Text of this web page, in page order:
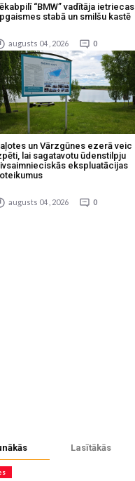
“BMW” vadītāja ietriecas
stabā un smilšu kastē
augusts 04 , 2026 0
un Vārzgūnes ezerā veic
lai sagatavotu ūdenstilpju
ekspluatācijas
augusts 04 , 2026 0
Lasītākās